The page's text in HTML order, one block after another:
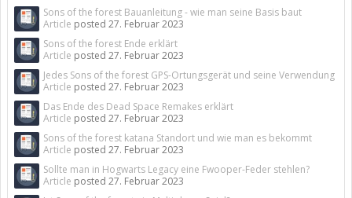
Sons of the forest Bauanleitung - wie man seine Basis baut
Article posted 27. Februar 2023
Sons of the forest Ende erklärt
Article posted 27. Februar 2023
Jedes Sons of the forest GPS-Ortungsgerät und seine Verwendung
Article posted 27. Februar 2023
Das Ende des Dead Space Remakes erklärt
Article posted 27. Februar 2023
Sons of the forest katana Standort und wie man es bekommt
Article posted 27. Februar 2023
Sollte man in Hogwarts Legacy eine Fwooper-Feder stehlen?
Article posted 27. Februar 2023